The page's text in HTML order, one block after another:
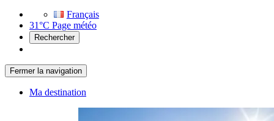
Français
31°C Page météo
Rechercher
Fermer la navigation
Ma destination